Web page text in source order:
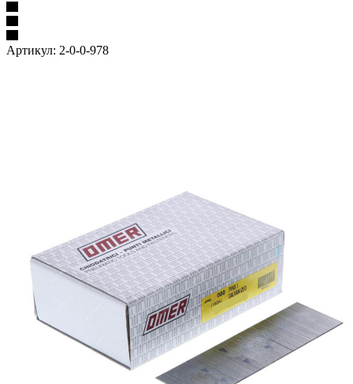
Артикул: 2-0-0-978